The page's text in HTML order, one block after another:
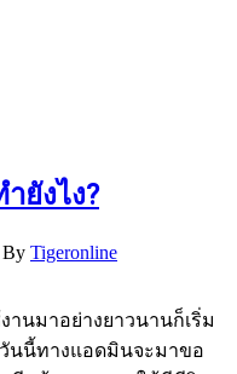
ยังไง?
By Tigeronline
านมาอย่างยาวนานก็เริ่ม
นนี้ทางแอดมินจะมาขอ